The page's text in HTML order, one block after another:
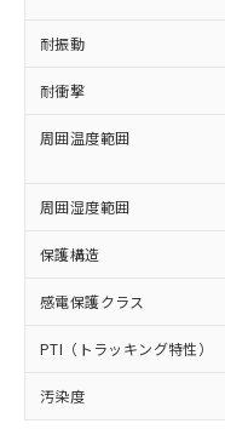
耐振動
耐衝撃
周囲温度範囲
周囲湿度範囲
保護構造
感電保護クラス
PTI（トラッキング特性）
汚染度
正式な
様のお
ムロン
オムロ
事前の
示しない
マイパー
ビス）を
メンバ
あります。
お客様
登録さ
および当
ル) (DEHP)(別名：
（DBP）
但し、RoHS指令
フタル酸エステル
図的な使用がない
※2 対応予定月
部品在庫の切
月が前後する
※3 非含有
イソブチル) :
DEHP(フタル酸ビ
「ｅ」：有害
準値以下であ
「10」：通常
質が外部に漏
及ぼさない年
い合わせくださ
当社は規
全に破砕
いよう必
当社は貴
ル、化
武器並
当社は
場合は
該第三
販売先
り引きを
一
在
い
た
機
白
受
情報